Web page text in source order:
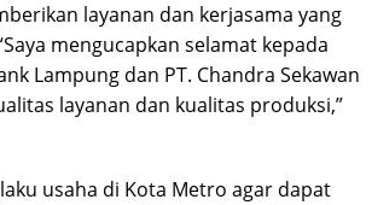
layanan dan kerjasama yang
mengucapkan selamat kepada
Lampung dan PT. Chandra Sekawan
layanan dan kualitas produksi,”
usaha di Kota Metro agar dapat